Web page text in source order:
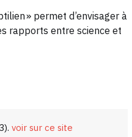
» permet d’envisager à
rapports entre science et
voir sur ce site